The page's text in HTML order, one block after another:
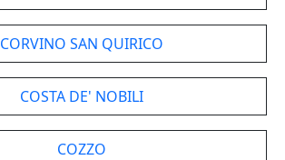
CORVINO SAN QUIRICO
COSTA DE' NOBILI
COZZO